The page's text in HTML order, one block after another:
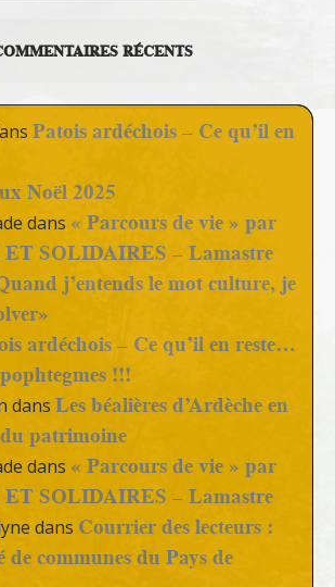
RÉCENTS
Patois ardéchois – Ce qu’il en
Noël 2025
dans « Parcours de vie » par
SOLIDAIRES – Lamastre
j’entends le mot culture, je
ardéchois – Ce qu’il en reste…
!!!
dans Les béalières d’Ardèche en
patrimoine
dans « Parcours de vie » par
SOLIDAIRES – Lamastre
dans Courrier des lecteurs :
communes du Pays de